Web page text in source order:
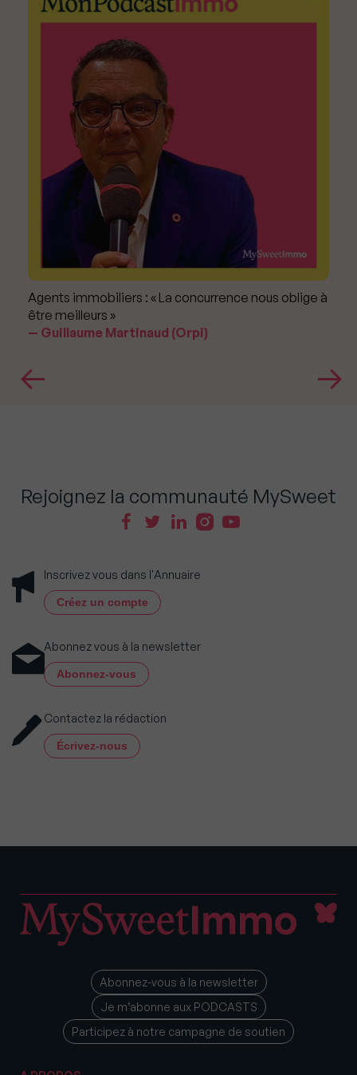
Agents immobiliers : « La concurrence nous oblige à
être meilleurs »
Guillaume Martinaud (Orpi)
Rejoignez la communauté MySweet
Inscrivez vous dans l'Annuaire
Créez un compte
Abonnez vous à la newsletter
Abonnez-vous
Contactez la rédaction
Écrivez-nous
Abonnez-vous à la newsletter
Je m’abonne aux PODCASTS
Participez à notre campagne de soutien